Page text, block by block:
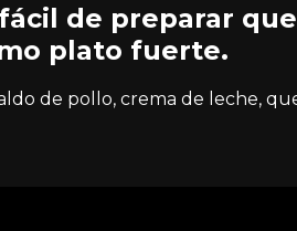
de preparar
plato fuerte.
de pollo, crema de leche,